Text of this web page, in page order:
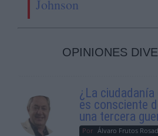
Johnson
OPINIONES
¿La
es consciente
una tercera
Por Álvaro Frutos